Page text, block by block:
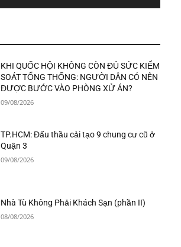
KHI QUỐC HỘI KHÔNG CÒN ĐỦ SỨC KIỂM
SOÁT TỔNG THỐNG: NGƯỜI DÂN CÓ NÊN
ĐƯỢC BƯỚC VÀO PHÒNG XỬ ÁN?
09/08/2026
TP.HCM: Đấu thầu cải tạo 9 chung cư cũ ở
Quận 3
09/08/2026
Nhà Tù Không Phải Khách Sạn (phần II)
08/08/2026